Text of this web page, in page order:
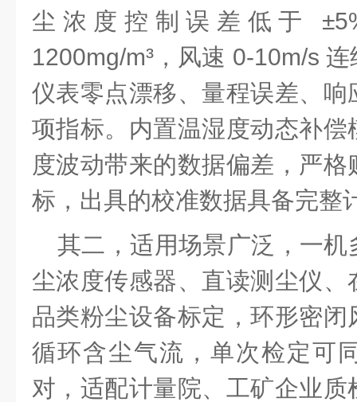
尘浓度控制误差低于
1200mg/m³，风速 0-10m/s
仪表零点漂移、量程误差、
项指标。内置温湿度动态补
度波动带来的数据偏差，严
标，出具的校准数据具备完整
其二，适用场景广泛，一
尘浓度传感器、直读测尘仪
品类粉尘设备标定，环形密
循环含尘气流，单次检定可
对，适配计量院、工矿企业